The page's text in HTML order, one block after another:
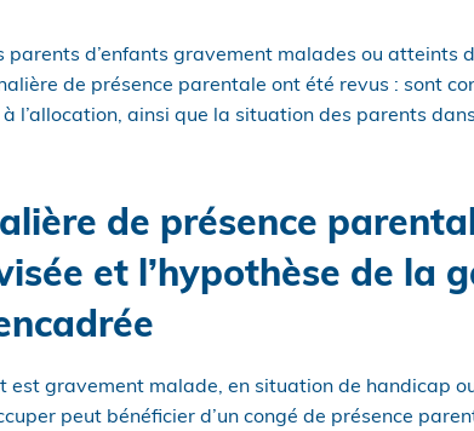
d’enfants gravement malades ou atteints
de présence parentale ont été revus : sont
l’allocation, ainsi que la situation des parents dans
de présence
et l’hypothèse de la
est gravement malade, en situation de handicap
peut bénéficier d’un congé de présence